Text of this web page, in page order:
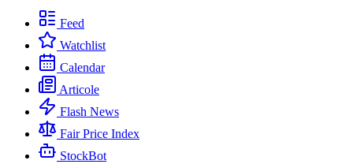
Feed
Watchlist
Calendar
Articole
Flash News
Fair Price Index
StockBot